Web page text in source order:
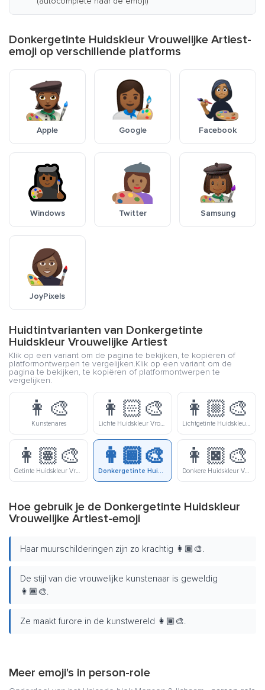
Donkergetinte Huidskleur Vrouwelijke Artiest-
emoji op verschillende platforms
Apple Google Facebook
Windows Twitter Samsung
JoyPixels
Huidtintvarianten van Donkergetinte
Huidskleur Vrouwelijke Artiest
Klik op een variant om de pagina te bekijken, te kopiëren of
platformontwerpen te vergelijken.Klik op een variant om de
pagina te bekijken, te kopiëren of platformontwerpen te
vergelijken.
👩‍🎨
Kunstenares
👩🏻‍🎨
Lichte Huidskleur Vrouwelijke Artiest
👩🏼‍🎨
Lichtgetinte Huidskleur Vrouwelijke Artiest
👩🏽‍🎨
Getinte Huidskleur Vrouwelijke Artiest
👩🏾‍🎨
Donkergetinte Huidskleur Vrouwelijke Artiest
👩🏿‍🎨
Donkere Huidskleur Vrouwelijke Artiest
Hoe gebruik je de Donkergetinte Huidskleur
Vrouwelijke Artiest-emoji
Haar muurschilderingen zijn zo krachtig 👩🏾‍🎨.
De stijl van die vrouwelijke kunstenaar is geweldig
👩🏾‍🎨.
Ze maakt furore in de kunstwereld 👩🏾‍🎨.
Meer emoji's in person-role